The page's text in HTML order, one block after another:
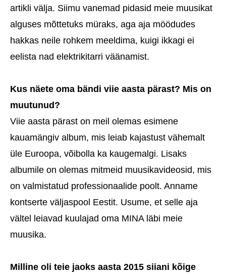
artikli välja. Siimu vanemad pidasid meie muusikat
alguses mõttetuks müraks, aga aja möödudes
hakkas neile rohkem meeldima, kuigi ikkagi ei
eelista nad elektrikitarri väänamist.
Kus näete oma bändi viie aasta pärast? Mis on
muutunud?
Viie aasta pärast on meil olemas esimene
kauamängiv album, mis leiab kajastust vähemalt
üle Euroopa, võibolla ka kaugemalgi. Lisaks
albumile on olemas mitmeid muusikavideosid, mis
on valmistatud professionaalide poolt. Anname
kontserte väljaspool Eestit. Usume, et selle aja
vältel leiavad kuulajad oma MINA läbi meie
muusika.
Milline oli teie jaoks aasta 2015 siiani kõige